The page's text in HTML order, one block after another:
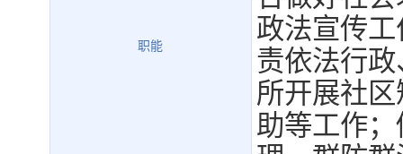
职能
政法宣传
责依法行
所开展社
助等工作